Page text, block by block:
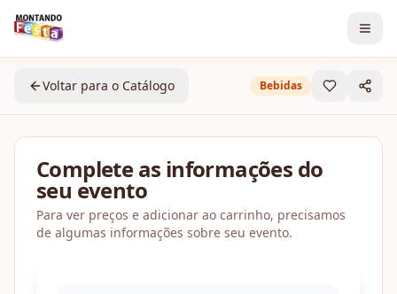
Voltar para o Catálogo Bebidas
Complete as informações do
seu evento
Para ver preços e adicionar ao carrinho, precisamos
de algumas informações sobre seu evento.